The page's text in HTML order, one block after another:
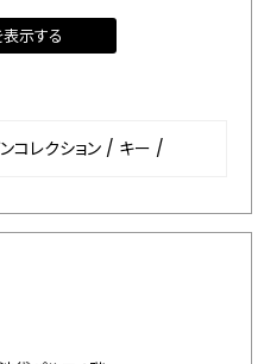
示する
コレクション / キー /